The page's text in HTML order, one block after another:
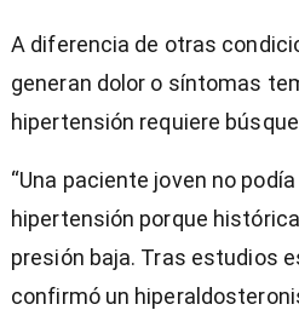
A diferencia de otras
generan dolor o síntomas
hipertensión requiere
“Una paciente joven no
hipertensión porque
presión baja. Tras estudios
confirmó un